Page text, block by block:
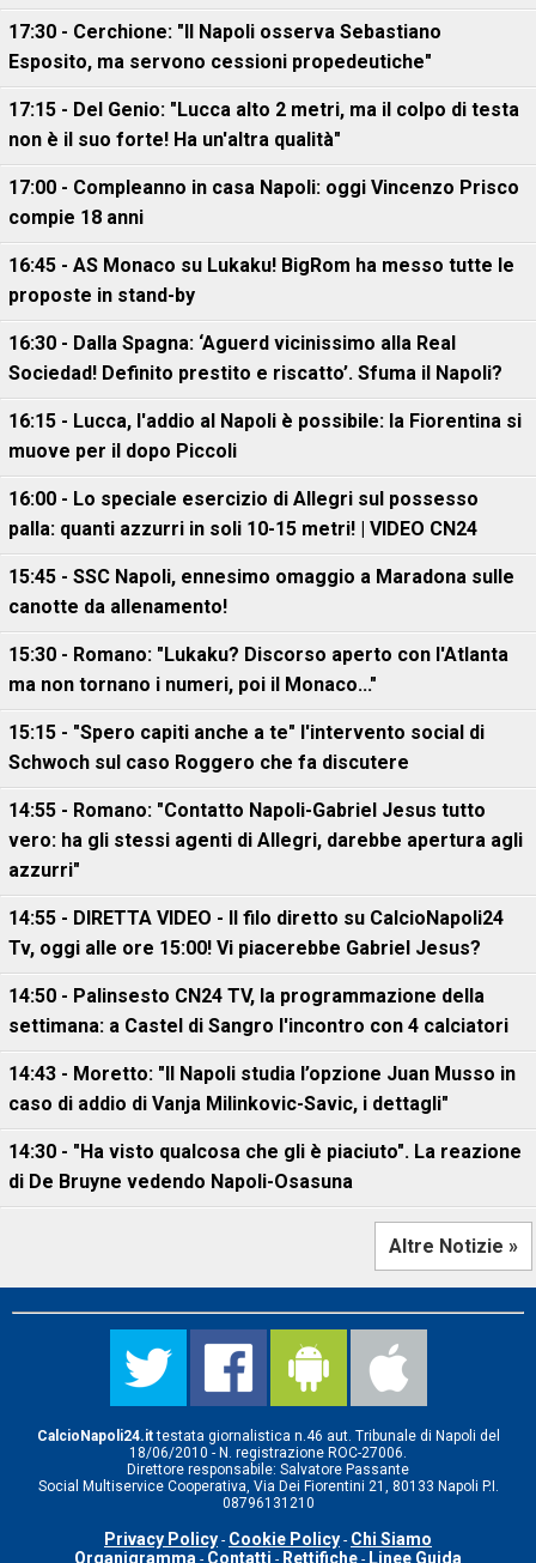
17:30 - Cerchione: "Il Napoli osserva Sebastiano
Esposito, ma servono cessioni propedeutiche"
17:15 - Del Genio: "Lucca alto 2 metri, ma il colpo di testa
non è il suo forte! Ha un'altra qualità"
17:00 - Compleanno in casa Napoli: oggi Vincenzo Prisco
compie 18 anni
16:45 - AS Monaco su Lukaku! BigRom ha messo tutte le
proposte in stand-by
16:30 - Dalla Spagna: ‘Aguerd vicinissimo alla Real
Sociedad! Definito prestito e riscatto’. Sfuma il Napoli?
16:15 - Lucca, l'addio al Napoli è possibile: la Fiorentina si
muove per il dopo Piccoli
16:00 - Lo speciale esercizio di Allegri sul possesso
palla: quanti azzurri in soli 10-15 metri! | VIDEO CN24
15:45 - SSC Napoli, ennesimo omaggio a Maradona sulle
canotte da allenamento!
15:30 - Romano: "Lukaku? Discorso aperto con l'Atlanta
ma non tornano i numeri, poi il Monaco..."
15:15 - "Spero capiti anche a te" l'intervento social di
Schwoch sul caso Roggero che fa discutere
14:55 - Romano: "Contatto Napoli-Gabriel Jesus tutto
vero: ha gli stessi agenti di Allegri, darebbe apertura agli
azzurri"
14:55 - DIRETTA VIDEO - Il filo diretto su CalcioNapoli24
Tv, oggi alle ore 15:00! Vi piacerebbe Gabriel Jesus?
14:50 - Palinsesto CN24 TV, la programmazione della
settimana: a Castel di Sangro l'incontro con 4 calciatori
14:43 - Moretto: "Il Napoli studia l’opzione Juan Musso in
caso di addio di Vanja Milinkovic-Savic, i dettagli"
14:30 - "Ha visto qualcosa che gli è piaciuto". La reazione
di De Bruyne vedendo Napoli-Osasuna
Altre Notizie »
CalcioNapoli24.ittestata giornalistica n.46 aut. Tribunale di Napoli del
18/06/2010 - N. registrazione ROC-27006.
Direttore responsabile: Salvatore Passante
Social Multiservice Cooperativa, Via Dei Fiorentini 21, 80133 Napoli P.I.
08796131210
Privacy Policy - Cookie Policy - Chi Siamo
Organigramma - Contatti - Rettifiche - Linee Guida